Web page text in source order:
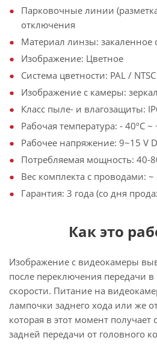
Парковочные линии
отключения
Материал линзы: закаленное
Изображение: Цветное
Система цветности: PAL /
Изображение с камеры:
Класс пыле- и влагозащиты:
Рабочая температура: - 40ºС ~
Рабочее напряжение: 9~15 V
Потребляемая мощность: 40-
Вес комплекта с проводами: ~
Гарантия: 3 года (со дня
Как это
Изображение с видеокамеры
после переключения передачи
скорости. Питание на
лампочки заднего хода или же
которая в этот момент
задней передачи от головного